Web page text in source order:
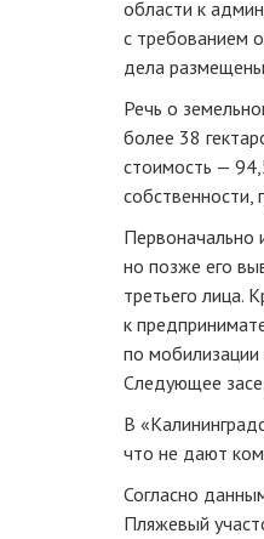
области к
с требованием
дела
Речь о
более 38
стоимость —
собственности,
Первоначально
но позже его
третьего лица.
к
по
Следующее
В
что не дают
Согласно
Пляжевый